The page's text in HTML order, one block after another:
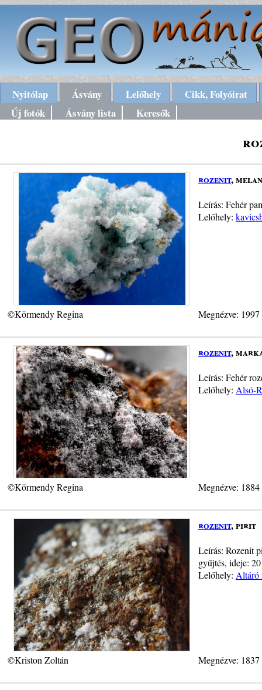
Nyitólap Ásvány Lelőhely
Cikk, Folyóirat
Új fotók
Ásvány lista Keresők
rozenit,
Leírás: Fehér
Lelőhely:
©Körmendy Regina Megnézve:
rozenit,
Leírás: Fehér
Lelőhely: Alsó-
©Körmendy Regina Megnézve:
rozenit, pirit
Leírás: Rozenit
gyűjtés, ideje:
Lelőhely: Altáró
©Kriston Zoltán Megnézve: